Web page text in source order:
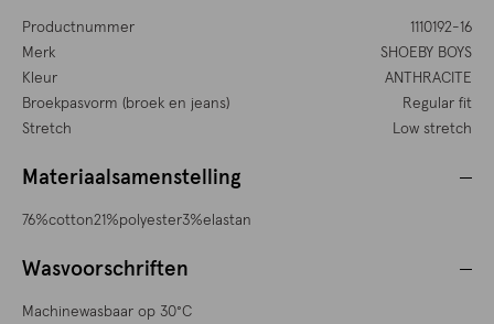
Productnummer
1110192-16
Merk
SHOEBY BOYS
Kleur
ANTHRACITE
Broekpasvorm (broek en jeans)
Regular fit
Stretch
Low stretch
Materiaalsamenstelling
76%cotton21%polyester3%elastan
Wasvoorschriften
Machinewasbaar op 30°C